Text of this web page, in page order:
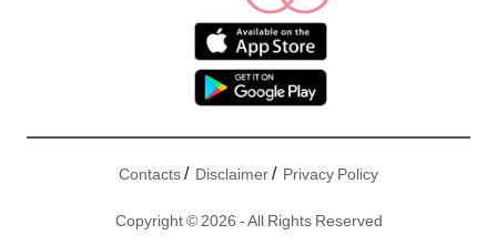
Contacts/ Disclaimer/ Privacy Policy
Copyright © 2026 - All Rights Reserved